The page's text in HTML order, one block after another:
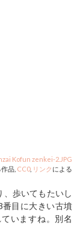
品 CC0, リンク による
歩いてもたいし
目に大きい古墳
いますね。別名